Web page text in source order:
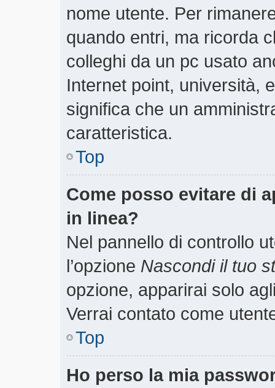
nome utente. Per
quando entri, ma ricorda
colleghi da un pc usato
Internet point, università,
significa che un
caratteristica.
Top
Come posso evitare di
in linea?
Nel pannello di controllo
l’opzione Nascondi il tuo
opzione, apparirai solo
Verrai contato come
Top
Ho perso la mia